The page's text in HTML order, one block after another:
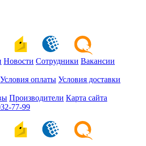
Новости Сотрудники Вакансии
Условия оплаты Условия доставки
Производители Карта сайта
77-99